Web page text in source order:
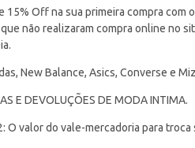
15% Off na sua primeira compra
não realizaram compra online no
New Balance, Asics, Converse e
E DEVOLUÇÕES DE MODA INTIMA.
2: O valor do vale-mercadoria para